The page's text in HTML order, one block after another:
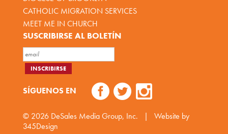
CATHOLIC MIGRATION SERVICES
MEET ME IN CHURCH
SUSCRIBIRSE AL BOLETÍN
SÍGUENOS EN
© 2026 DeSales Media Group, Inc. |
Website by
345Design